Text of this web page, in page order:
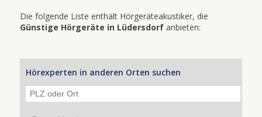
Die folgende Liste enthält Hörgeräteakustiker, die
Günstige Hörgeräte in Lüdersdorf anbieten:
Hörexperten in anderen Orten suchen